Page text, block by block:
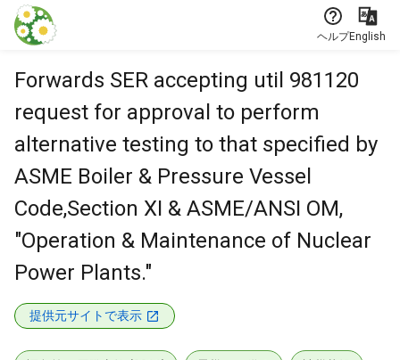
本文に飛ぶ
ヘルプEnglish
Forwards SER accepting util 981120
request for approval to perform
alternative testing to that specified by
ASME Boiler & Pressure Vessel
Code,Section XI & ASME/ANSI OM,
"Operation & Maintenance of Nuclear
Power Plants."
提供元サイトで表示